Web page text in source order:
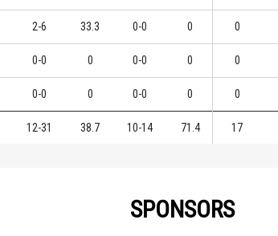
2-6 33.3 0-0 0 0
0-0 0 0-0 0 0
0-0 0 0-0 0 0
12-31 38.7 10-14 71.4 17
SPONSORS